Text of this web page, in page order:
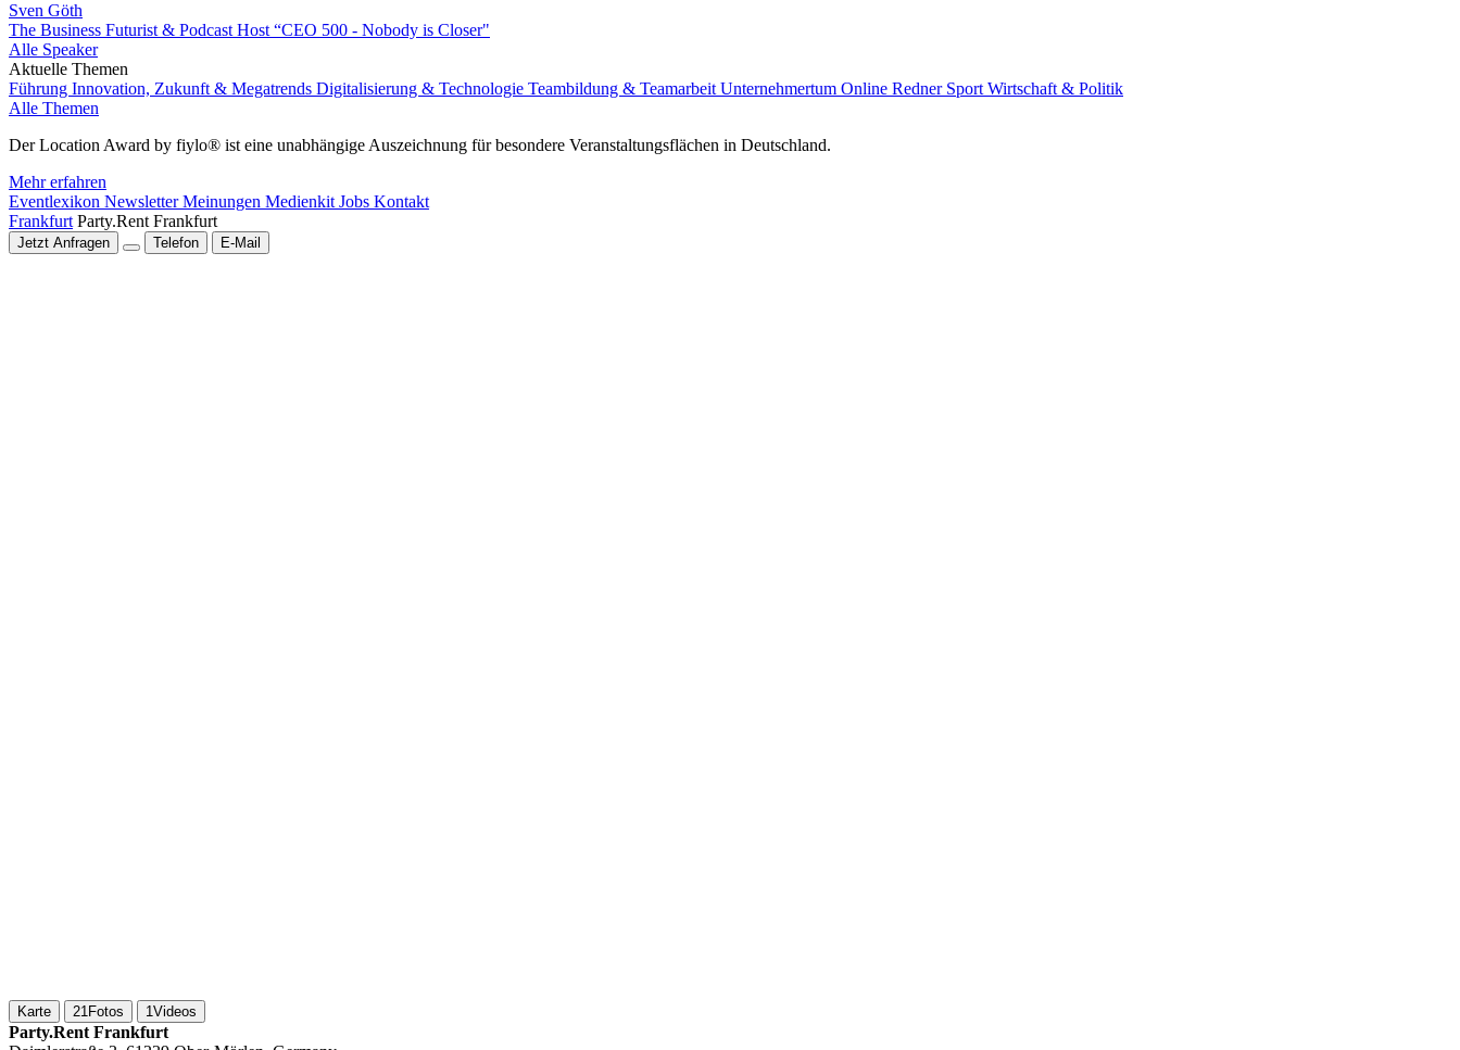
Sven Göth
The Business Futurist & Podcast Host “CEO 500 - Nobody is Closer"
Alle Speaker
Aktuelle Themen
Führung Innovation, Zukunft & Megatrends Digitalisierung & Technologie Teambildung & Teamarbeit Unternehmertum Online Redner Sport Wirtschaft & Politik
Alle Themen
Der Location Award by fiylo® ist eine unabhängige Auszeichnung für besondere Veranstaltungsflächen in Deutschland.
Mehr erfahren
Eventlexikon NewsletterMeinungen Medienkit Jobs Kontakt
Frankfurt Party.Rent Frankfurt
Jetzt Anfragen Telefon E-Mail
Karte 21Fotos 1Videos
Party.Rent Frankfurt